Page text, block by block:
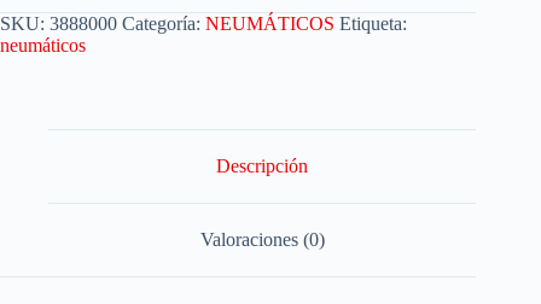
SKU: 3888000 Categoría: NEUMÁTICOS Etiqueta:
neumáticos
Descripción
Valoraciones (0)